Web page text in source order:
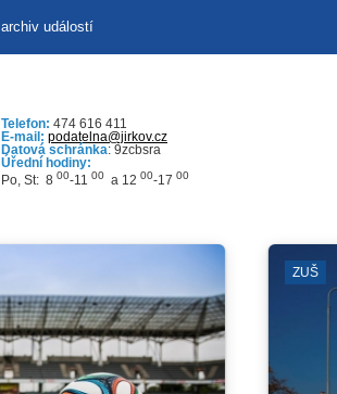
archiv událostí
Telefon: 474 616 411
E-mail: podatelna@jirkov.cz
Datová schránka: 9zcbsra
Úřední hodiny:
Po, St: 8 00-11 00 a 12 00-17 00